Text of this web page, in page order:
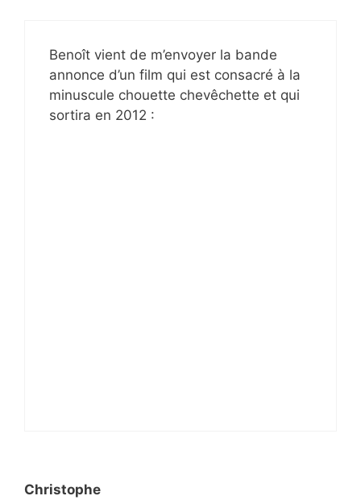
Benoît vient de m’envoyer la bande
annonce d’un film qui est consacré à la
minuscule chouette chevêchette et qui
sortira en 2012 :
Christophe